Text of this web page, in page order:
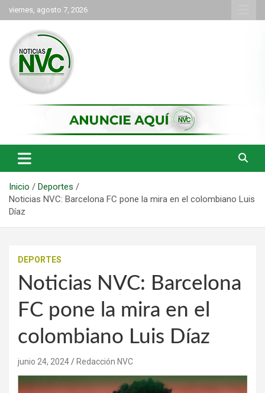
Saltar
al
contenido
viernes, agosto 7, 2026
NVC Noticias
Inicio
Deportes
Noticias NVC: Barcelona FC pone la mira en el colombiano Luis
Díaz
DEPORTES
Noticias NVC: Barcelona
FC pone la mira en el
colombiano Luis Díaz
junio 24, 2024 Redacción NVC